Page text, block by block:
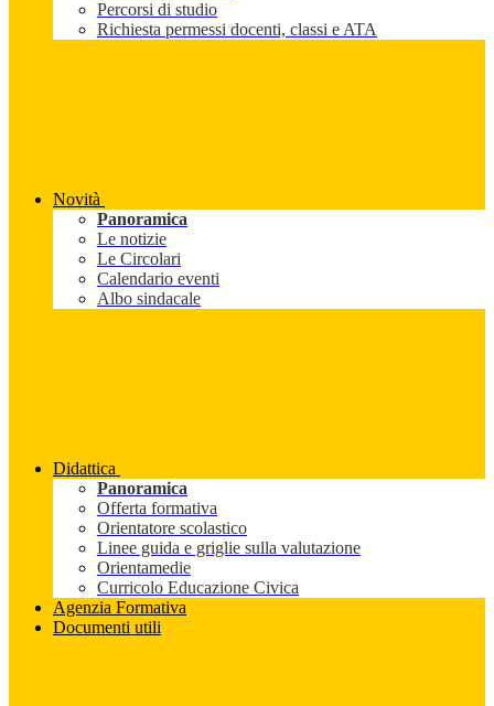
Percorsi di studio
Richiesta permessi docenti, classi e ATA
Novità
Panoramica
Le notizie
Le Circolari
Calendario eventi
Albo sindacale
Didattica
Panoramica
Offerta formativa
Orientatore scolastico
Linee guida e griglie sulla valutazione
Orientamedie
Curricolo Educazione Civica
Agenzia Formativa
Documenti utili